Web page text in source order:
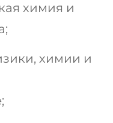
химия и
химии и